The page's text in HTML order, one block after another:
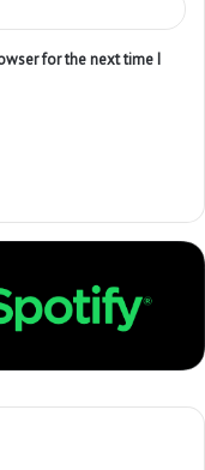
for the next time I